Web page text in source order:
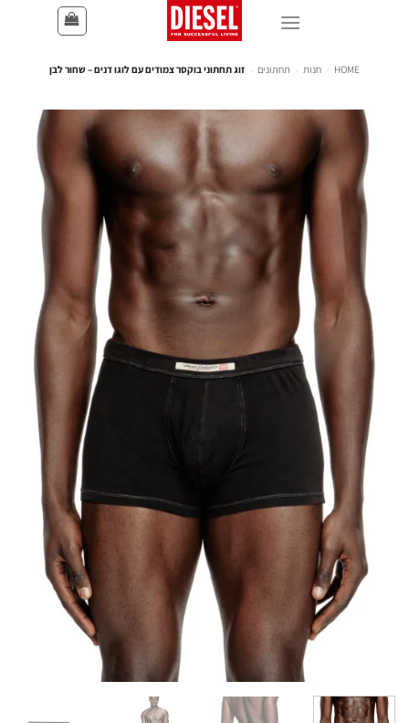
HOME
- חנות - תחתונים - זוג תחתוני בוקסר צמודים עם לוגו דנים – שחור לבן